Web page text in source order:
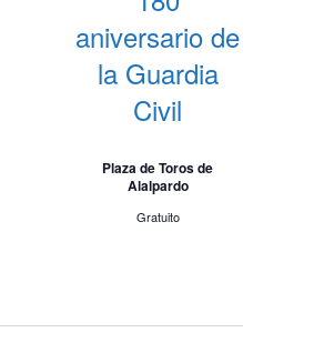
aniversario de
la Guardia
Civil
Plaza de Toros de
Alalpardo
Gratuito